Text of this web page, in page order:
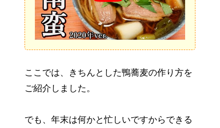
ここでは、きちんとした鴨蕎麦の作り方を
ご紹介しました。
でも、年末は何かと忙しいですからできる